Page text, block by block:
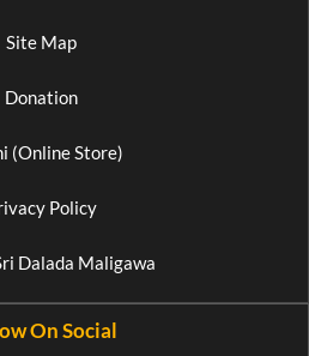
Site Map
Donation
(Online Store)
Policy
Dalada Maligawa
On Social